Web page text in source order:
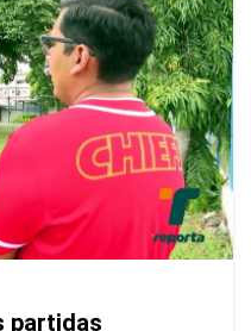
partidas